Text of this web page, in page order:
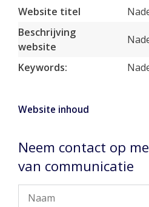
Website titel
Beschrijving
website
Keywords:
Website inhoud
Neem contact op
van communicatie